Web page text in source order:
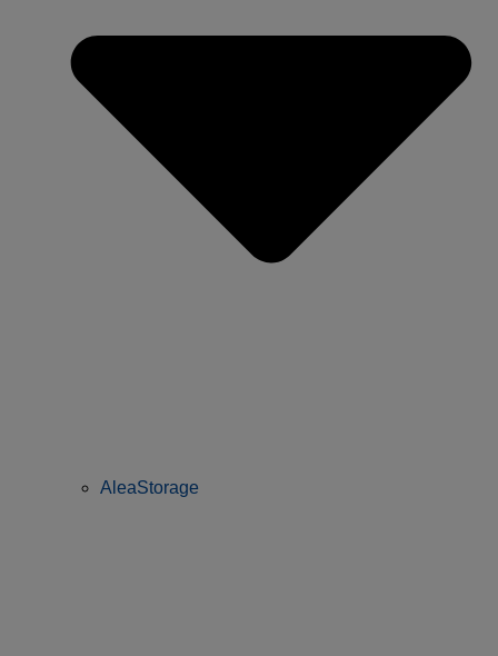
AleaStorage